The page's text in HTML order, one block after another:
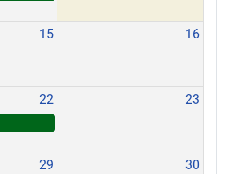
15 16
22 23
29 30